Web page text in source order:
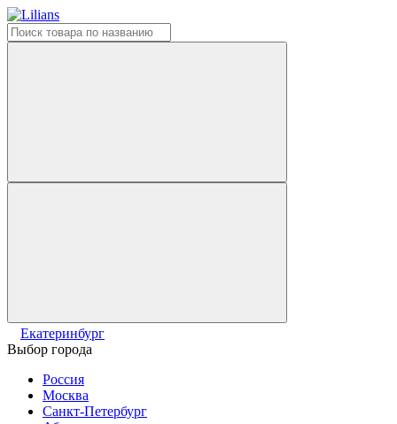
Екатеринбург
Выбор города
Россия
Москва
Санкт-Петербург